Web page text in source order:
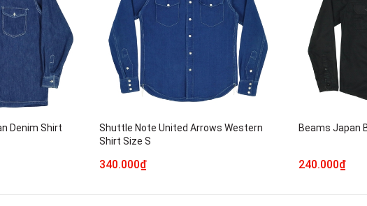
Denim Shirt
Shuttle Note United Arrows Western
Shirt Size S
340.000₫
Beams Japan
240.000₫